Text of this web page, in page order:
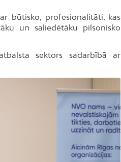
būtisko, profesionalitāti, kas
un saliedētāku pilsonisko
sektors sadarbībā ar